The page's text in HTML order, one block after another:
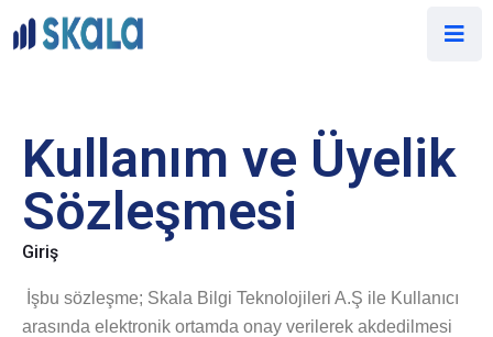
Kullanım ve Üyelik
Sözleşmesi
Giriş
İşbu sözleşme; Skala Bilgi Teknolojileri A.Ş ile Kullanıcı
arasında elektronik ortamda onay verilerek akdedilmesi